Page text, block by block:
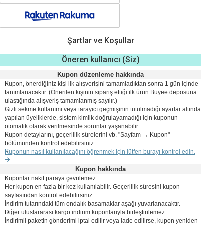
Şartlar ve Koşullar
Öneren kullanıcı (Siz)
Kupon düzenleme hakkında
Kupon, önerdiğiniz kişi ilk alışverişini tamamladıktan sonra 1 gün içinde
tanımlanacaktır. (Önerilen kişinin sipariş ettiği ilk ürün Buyee deposuna
ulaştığında alışveriş tamamlanmış sayılır.)
Gizli sekme kullanımı veya tarayıcı geçmişinin tutulmadığı ayarlar altında
yapılan üyeliklerde, sistem kimlik doğrulayamadığı için kuponun
otomatik olarak verilmesinde sorunlar yaşanabilir.
Kupon detaylarını, geçerlilik sürelerini vb. "Sayfam → Kupon"
bölümünden kontrol edebilirsiniz.
Kuponun nasıl kullanılacağını öğrenmek için lütfen burayı kontrol edin.
Kupon hakkında
Kuponlar nakit paraya çevrilemez.
Her kupon en fazla bir kez kullanılabilir. Geçerlilik süresini kupon
sayfasından kontrol edebilirsiniz.
İndirim tutarındaki tüm ondalık basamaklar aşağı yuvarlanacaktır.
Diğer uluslararası kargo indirim kuponlarıyla birleştirilemez.
İndirimli paketin gönderimi iptal edilir veya iade edilirse, kupon yeniden